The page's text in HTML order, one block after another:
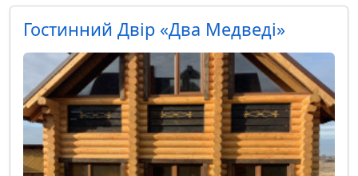
Гостинний Двір «Два Медведі»